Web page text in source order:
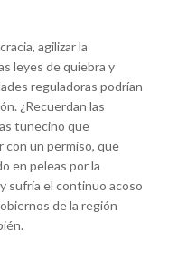
agilizar la
leyes de quiebra y
reguladoras podrían
¿Recuerdan las
tunecino que
con un permiso, que
en peleas por la
sufría el continuo acoso
de la región